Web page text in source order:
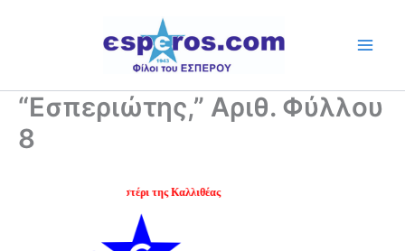
“Εσπεριώτης,” Αριθ. Φύλλου
8
Ψηλά το Αστέρι της Καλλιθέας